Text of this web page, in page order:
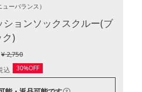
ューバランス）
ョンソックスクルー(ブ
ク)
¥ 2,750
込 30%OFF